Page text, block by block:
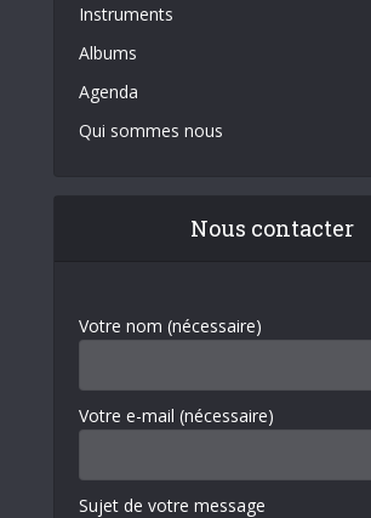
Instruments
Albums
Agenda
Qui sommes nous
Nous contacter
Votre nom (nécessaire)
Votre e-mail (nécessaire)
Sujet de votre message